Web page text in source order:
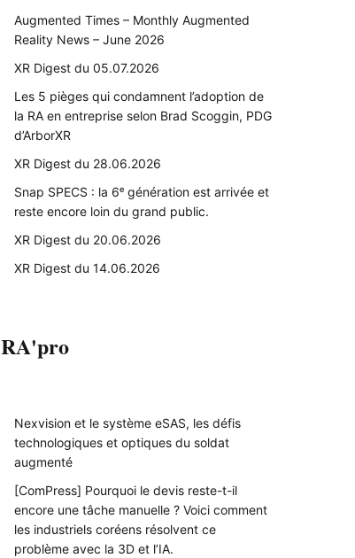
Augmented Times – Monthly Augmented
Reality News – June 2026
XR Digest du 05.07.2026
Les 5 pièges qui condamnent l’adoption de
la RA en entreprise selon Brad Scoggin, PDG
d’ArborXR
XR Digest du 28.06.2026
Snap SPECS : la 6ᵉ génération est arrivée et
reste encore loin du grand public.
XR Digest du 20.06.2026
XR Digest du 14.06.2026
RA'pro
Nexvision et le système eSAS, les défis
technologiques et optiques du soldat
augmenté
[ComPress] Pourquoi le devis reste-t-il
encore une tâche manuelle ? Voici comment
les industriels coréens résolvent ce
problème avec la 3D et l’IA.